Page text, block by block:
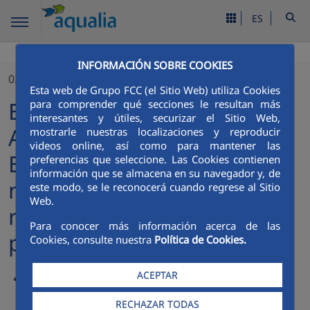
INFORMACIÓN SOBRE COOKIES
Esta web de Grupo FCC (el Sitio Web) utiliza Cookies
para comprender qué secciones le resultan más
interesantes y útiles, securizar el Sitio Web,
mostrarle nuestras localizaciones y reproducir
videos online, así como para mantener las
preferencias que seleccione. Las Cookies contienen
información que se almacena en su navegador y, de
este modo, se le reconocerá cuando regrese al Sitio
Web.
Para conocer más información acerca de las
Cookies, consulte nuestra Política de Cookies.
ACEPTAR
RECHAZAR TODAS
ES
02/10/2024
Estación Desaladora de
Agua de Mar Guaymas-
Empalme se crea ante la
necesidad de dotar del
recurso hídrico a la
población
Los pozos terrestres de los municipios de Guaymas y
Empalme perdieron su capacidad para brindar de agua,
caso de éxito abaste a 200 mil ciudadanos